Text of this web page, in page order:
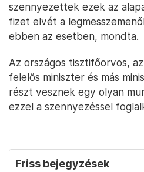
szennyezettek ezek az
fizet elvét a
ebben az esetben, mondta.
Az országos tisztifőorvos,
felelős miniszter és más
részt vesznek egy olyan
ezzel a szennyezéssel
Friss bejegyzések